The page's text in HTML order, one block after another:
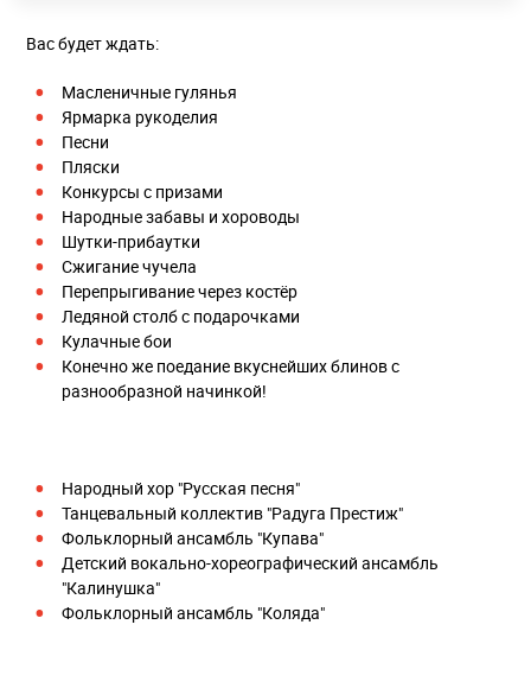
Вас будет ждать:
Масленичные гулянья
Ярмарка рукоделия
Песни
Пляски
Конкурсы с призами
Народные забавы и хороводы
Шутки-прибаутки
Сжигание чучела
Перепрыгивание через костёр
Ледяной столб с подарочками
Кулачные бои
Конечно же поедание вкуснейших блинов с
разнообразной начинкой!
Народный хор "Русская песня"
Танцевальный коллектив "Радуга Престиж"
Фольклорный ансамбль "Купава"
Детский вокально-хореографический ансамбль
"Калинушка"
Фольклорный ансамбль "Коляда"